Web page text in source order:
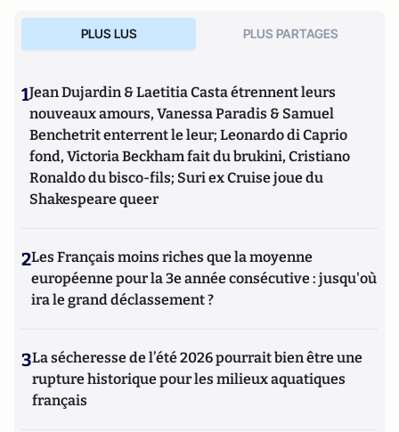
PLUS LUS PLUS PARTAGES
1Jean Dujardin & Laetitia Casta étrennent leurs
nouveaux amours, Vanessa Paradis & Samuel
Benchetrit enterrent le leur; Leonardo di Caprio
fond, Victoria Beckham fait du brukini, Cristiano
Ronaldo du bisco-fils; Suri ex Cruise joue du
Shakespeare queer
2Les Français moins riches que la moyenne
européenne pour la 3e année consécutive : jusqu'où
ira le grand déclassement ?
3La sécheresse de l’été 2026 pourrait bien être une
rupture historique pour les milieux aquatiques
français